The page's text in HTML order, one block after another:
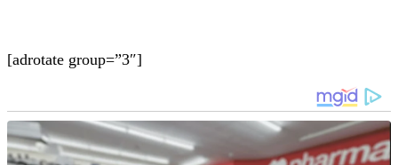
[adrotate group=”3″]